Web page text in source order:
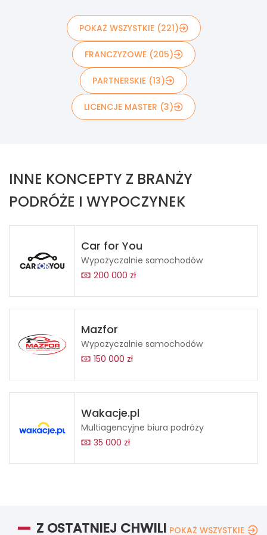
POKAŻ WSZYSTKIE (221)
FRANCZYZOWE (205)
PARTNERSKIE (13)
LICENCJE MASTER (3)
INNE KONCEPTY Z BRANŻY
PODRÓŻE I WYPOCZYNEK
Car for You
Wypożyczalnie samochodów
200 000 zł
Mazfor
Wypożyczalnie samochodów
150 000 zł
Wakacje.pl
Multiagencyjne biura podróży
35 000 zł
Z OSTATNIEJ CHWILI POKAŻ WSZYSTKIE